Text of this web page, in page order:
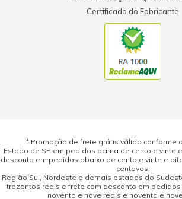
Certificado do Fabricante
* Promoção de frete grátis válida conforme
Estado de SP em pedidos acima de cento e vinte
desconto em pedidos abaixo de cento e vinte e
centavos.
Região Sul, Nordeste e demais estados do
trezentos reais e frete com desconto em
noventa e nove reais e noventa e